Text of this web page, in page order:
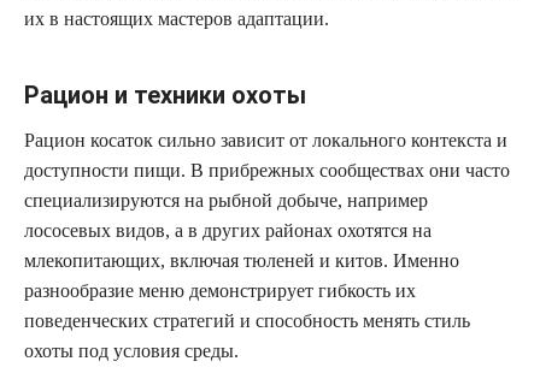
их в настоящих мастеров адаптации.
Рацион и техники охоты
Рацион косаток сильно зависит от локального контекста и
доступности пищи. В прибрежных сообществах они часто
специализируются на рыбной добыче, например
лососевых видов, а в других районах охотятся на
млекопитающих, включая тюленей и китов. Именно
разнообразие меню демонстрирует гибкость их
поведенческих стратегий и способность менять стиль
охоты под условия среды.